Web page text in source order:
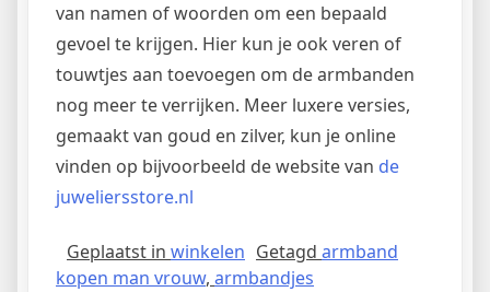
van namen of woorden om een bepaald
gevoel te krijgen. Hier kun je ook veren of
touwtjes aan toevoegen om de armbanden
nog meer te verrijken. Meer luxere versies,
gemaakt van goud en zilver, kun je online
vinden op bijvoorbeeld de website van de
juweliersstore.nl
Geplaatst in winkelen Getagd armband
kopen man vrouw, armbandjes